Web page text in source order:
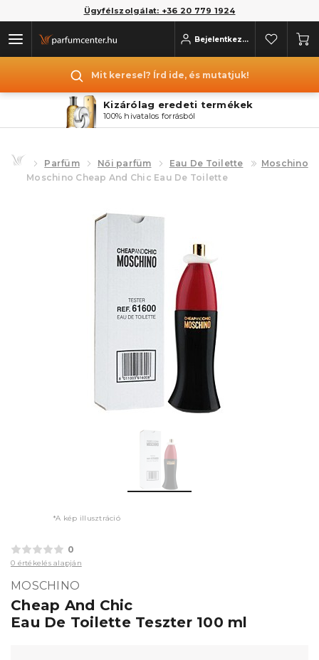
Ügyfélszolgálat: +36 20 779 1924
Bejelentkezés
Mit keresel? Írd ide, és mutatjuk!
Kizárólag eredeti termékek
100% hivatalos forrásból
Parfüm Női parfüm Eau De Toilette
Moschino
Moschino Cheap And Chic Eau De Toilette
*A kép illusztráció
0
0 értékelés alapján
MOSCHINO
Cheap And Chic
Eau De Toilette Teszter 100 ml